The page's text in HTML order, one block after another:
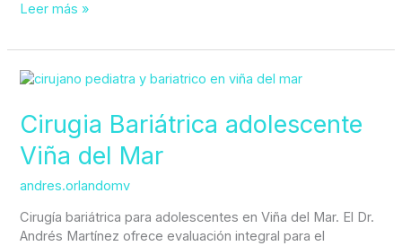
Leer más »
Cirugia Bariátrica adolescente
Viña del Mar
andres.orlandomv
Cirugía bariátrica para adolescentes en Viña del Mar. El Dr.
Andrés Martínez ofrece evaluación integral para el
Cirugia
adolescente
Viña
del